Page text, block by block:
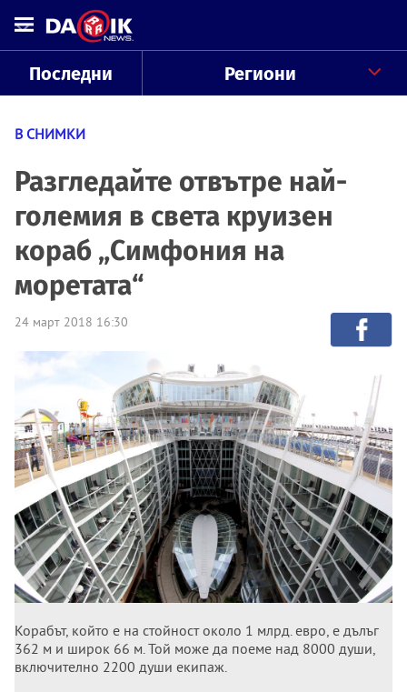
Последни Региони
В СНИМКИ
Разгледайте отвътре най-
големия в света круизен
кораб „Симфония на
моретата“
24 март 2018 16:30
Корабът, който е на стойност около 1 млрд. евро, е дълъг
362 м и широк 66 м. Той може да поеме над 8000 души,
включително 2200 души екипаж.